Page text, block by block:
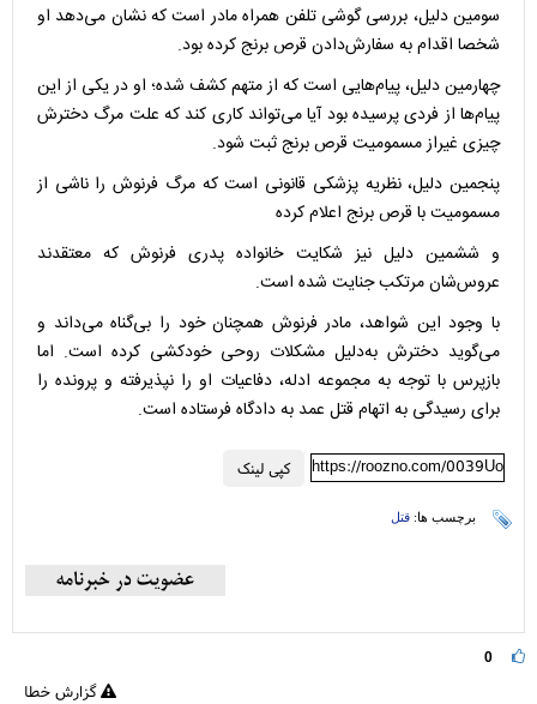
سومین دلیل، بررسی گوشی تلفن همراه مادر است که نشان می‌دهد او
شخصا اقدام به سفارش‌دادن قرص برنج کرده بود.
چهارمین دلیل، پیام‌هایی است که از متهم کشف شده؛ او در یکی از این
پیام‌ها از فردی پرسیده بود آیا می‌تواند کاری کند که علت مرگ دخترش
چیزی غیراز مسمومیت قرص برنج ثبت شود.
پنجمین دلیل، نظریه پزشکی قانونی است که مرگ فرنوش را ناشی از
مسمومیت با قرص برنج اعلام کرده
و ششمین دلیل نیز شکایت خانواده پدری فرنوش که معتقدند
عروس‌شان مرتکب جنایت شده است.
با وجود این شواهد، مادر فرنوش همچنان خود را بی‌گناه می‌داند و
می‌گوید دخترش به‌دلیل مشکلات روحی خودکشی کرده است. اما
بازپرس با توجه به مجموعه ادله، دفاعیات او را نپذیرفته و پرونده را
برای رسیدگی به اتهام قتل عمد به دادگاه فرستاده است.
کپی لینک https://roozno.com/0039Uo
برچسب ها: قتل
0
گزارش خطا